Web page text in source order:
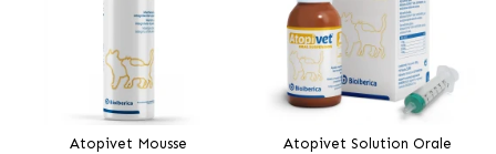
Atopivet Mousse
Atopivet Solution Orale